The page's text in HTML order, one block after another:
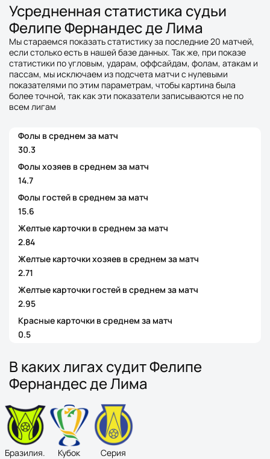
Усредненная статистика судьи
Фелипе Фернандес де Лима
Мы стараемся показать статистику за последние 20 матчей,
если столько есть в нашей базе данных. Так же, при показе
статистики по угловым, ударам, оффсайдам, фолам, атакам и
пассам, мы исключаем из подсчета матчи с нулевыми
показателями по этим параметрам, чтобы картина была
более точной, так как эти показатели записываются не по
всем лигам
Фолы в среднем за матч
30.3
Фолы хозяев в среднем за матч
14.7
Фолы гостей в среднем за матч
15.6
Желтые карточки в среднем за матч
2.84
Желтые карточки хозяев в среднем за матч
2.71
Желтые карточки гостей в среднем за матч
2.95
Красные карточки в среднем за матч
0.5
В каких лигах судит Фелипе
Фернандес де Лима
Бразилия.
Кубок
Серия